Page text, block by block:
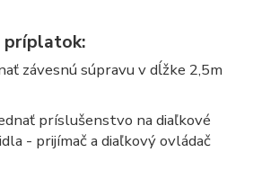
príplatok:
závesnú súpravu v dĺžke 2,5m
príslušenstvo na diaľkové
- prijímač a diaľkový ovládač